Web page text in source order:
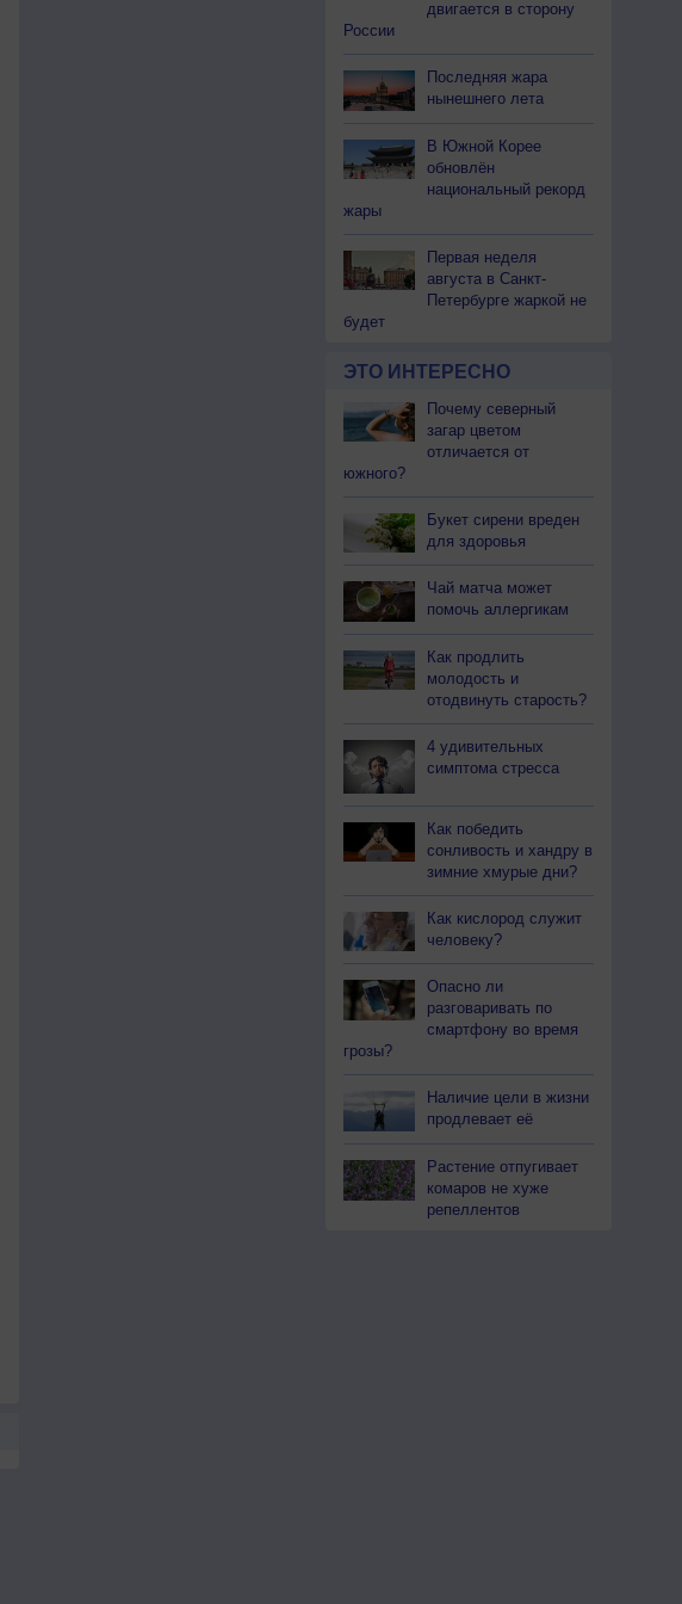
двигается в сторону
России
Последняя жара
нынешнего лета
В Южной Корее
обновлён
национальный рекорд
жары
Первая неделя
августа в Санкт-
Петербурге жаркой не
будет
ЭТО ИНТЕРЕСНО
Почему северный
загар цветом
отличается от
южного?
Букет сирени вреден
для здоровья
Чай матча может
помочь аллергикам
Как продлить
молодость и
отодвинуть старость?
4 удивительных
симптома стресса
Как победить
сонливость и хандру в
зимние хмурые дни?
Как кислород служит
человеку?
Опасно ли
разговаривать по
смартфону во время
грозы?
Наличие цели в жизни
продлевает её
Растение отпугивает
комаров не хуже
репеллентов